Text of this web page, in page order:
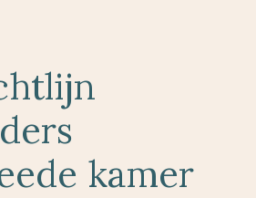
kamer